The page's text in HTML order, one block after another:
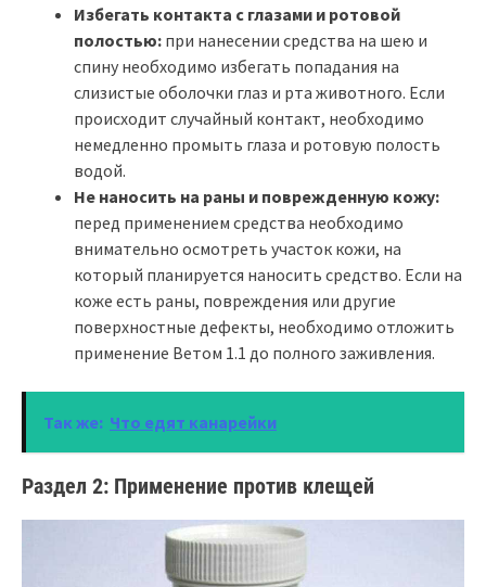
Избегать контакта с глазами и ротовой
полостью: при нанесении средства на шею и
спину необходимо избегать попадания на
слизистые оболочки глаз и рта животного. Если
происходит случайный контакт, необходимо
немедленно промыть глаза и ротовую полость
водой.
Не наносить на раны и поврежденную кожу:
перед применением средства необходимо
внимательно осмотреть участок кожи, на
который планируется наносить средство. Если на
коже есть раны, повреждения или другие
поверхностные дефекты, необходимо отложить
применение Ветом 1.1 до полного заживления.
Так же: Что едят канарейки
Раздел 2: Применение против клещей